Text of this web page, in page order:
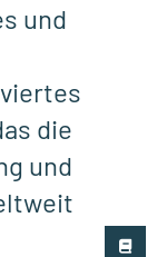
und
die
und